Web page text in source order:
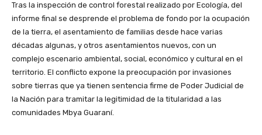
Tras la inspección de control forestal realizado por Ecología, del
informe final se desprende el problema de fondo por la ocupación
de la tierra, el asentamiento de familias desde hace varias
décadas algunas, y otros asentamientos nuevos, con un
complejo escenario ambiental, social, económico y cultural en el
territorio. El conflicto expone la preocupación por invasiones
sobre tierras que ya tienen sentencia firme de Poder Judicial de
la Nación para tramitar la legitimidad de la titularidad a las
comunidades Mbya Guaraní.